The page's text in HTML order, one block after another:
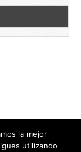
la mejor
utilizando